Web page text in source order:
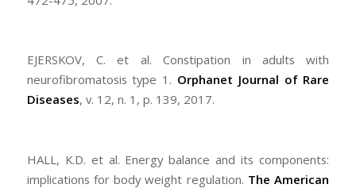
EJERSKOV, C. et al. Constipation in adults with
neurofibromatosis type 1. Orphanet Journal of Rare
Diseases, v. 12, n. 1, p. 139, 2017.
HALL, K.D. et al. Energy balance and its components:
implications for body weight regulation. The American